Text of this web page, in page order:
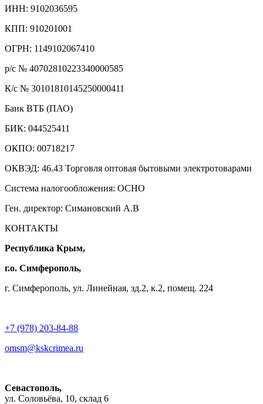
ИНН: 9102036595
КПП: 910201001
ОГРН: 1149102067410
р/с № 40702810223340000585
К/с № 30101810145250000411
Банк ВТБ (ПАО)
БИК: 044525411
ОКПО: 00718217
ОКВЭД: 46.43 Торговля оптовая бытовыми электротоварами
Система налогообложения: ОСНО
Ген. директор: Симановский А.В
КОНТАКТЫ
Республика Крым,
г.о. Симферополь,
г. Симферополь, ул. Линейная, зд.2, к.2, помещ. 224
+7 (978) 203-84-88
omsm@kskcrimea.ru
Севастополь,
ул. Соловьёва, 10, склад 6